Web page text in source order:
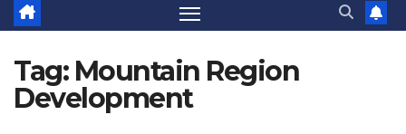
Tag: Mountain Region
Development